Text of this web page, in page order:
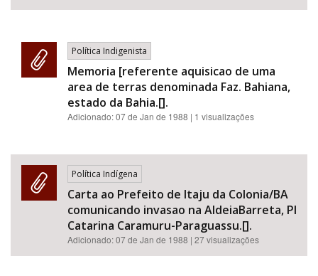
Política Indigenista
Memoria [referente aquisicao de uma
area de terras denominada Faz. Bahiana,
estado da Bahia.[].
Adicionado:07 de Jan de 1988 | 1 visualizações
Política Indígena
Carta ao Prefeito de Itaju da Colonia/BA
comunicando invasao na AldeiaBarreta, PI
Catarina Caramuru-Paraguassu.[].
Adicionado:07 de Jan de 1988 | 27 visualizações